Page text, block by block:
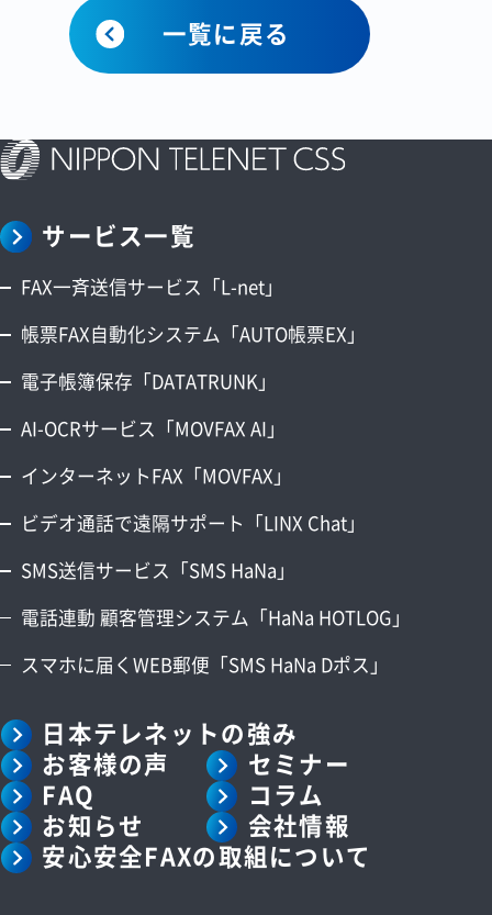
一覧に戻る
サービス一覧
FAX一斉送信サービス「L-net」
帳票FAX自動化システム「AUTO帳票EX」
電子帳簿保存「DATATRUNK」
AI-OCRサービス「MOVFAX AI」
インターネットFAX「MOVFAX」
ビデオ通話で遠隔サポート「LINX Chat」
SMS送信サービス「SMS HaNa」
電話連動 顧客管理システム「HaNa HOTLOG」
スマホに届くWEB郵便「SMS HaNa Dポス」
日本テレネットの強み
お客様の声
セミナー
FAQ
コラム
お知らせ
会社情報
安心安全FAXの取組について